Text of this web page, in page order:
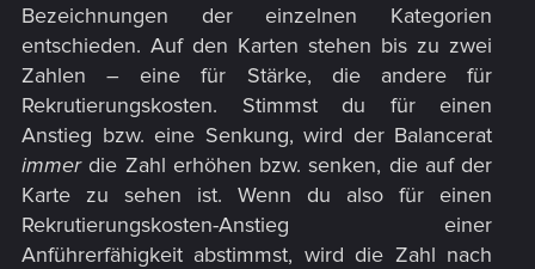
Bezeichnungen der einzelnen Kategorien
entschieden. Auf den Karten stehen bis zu zwei
Zahlen – eine für Stärke, die andere für
Rekrutierungskosten. Stimmst du für einen
Anstieg bzw. eine Senkung, wird der Balancerat
immerdie Zahl erhöhen bzw. senken, die auf der
Karte zu sehen ist. Wenn du also für einen
Rekrutierungskosten-Anstieg einer
Anführerfähigkeit abstimmst, wird die Zahl nach